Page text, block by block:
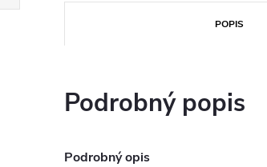
POPIS
Podrobný popis
Podrobný opis